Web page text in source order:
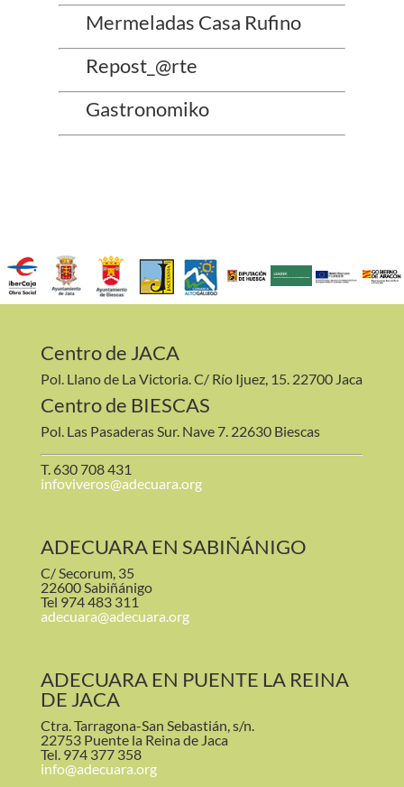
Mermeladas Casa Rufino
Repost_@rte
Gastronomiko
Centro de JACA
Pol. Llano de La Victoria. C/ Río Ijuez, 15. 22700 Jaca
Centro de BIESCAS
Pol. Las Pasaderas Sur. Nave 7. 22630 Biescas
T. 630 708 431
infoviveros@adecuara.org
ADECUARA EN SABIÑÁNIGO
C/ Secorum, 35
22600 Sabiñánigo
Tel 974 483 311
adecuara@adecuara.org
ADECUARA EN PUENTE LA REINA
DE JACA
Ctra. Tarragona-San Sebastián, s/n.
22753 Puente la Reina de Jaca
Tel. 974 377 358
info@adecuara.org